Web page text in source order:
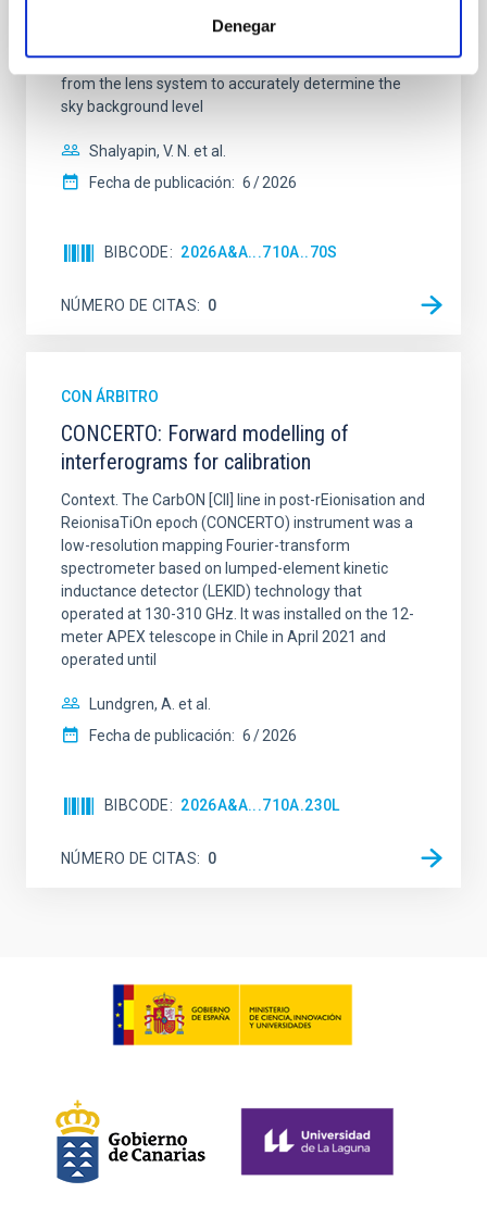
Denegar
hemispheres and using a new photometric
technique. This technique uses a region far enough
from the lens system to accurately determine the
sky background level
Shalyapin, V. N. et al.
Fecha de publicación: 6 2026
BIBCODE 2026A&A...710A..70S
NÚMERO DE CITAS 0
CON ÁRBITRO
CONCERTO: Forward modelling of
interferograms for calibration
Context. The CarbON [CII] line in post-rEionisation and
ReionisaTiOn epoch (CONCERTO) instrument was a
low-resolution mapping Fourier-transform
spectrometer based on lumped-element kinetic
inductance detector (LEKID) technology that
operated at 130-310 GHz. It was installed on the 12-
meter APEX telescope in Chile in April 2021 and
operated until
Lundgren, A. et al.
Fecha de publicación: 6 2026
BIBCODE 2026A&A...710A.230L
NÚMERO DE CITAS 0